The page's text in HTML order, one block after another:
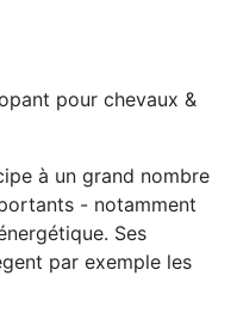
pour chevaux &
à un grand nombre
- notamment
Ses
par exemple les